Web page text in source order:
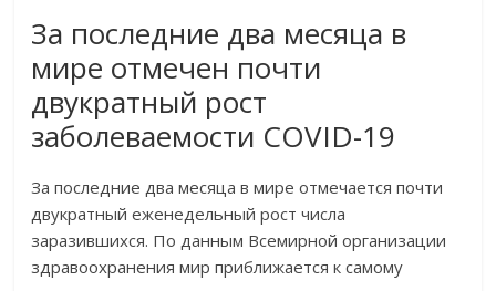
За последние два месяца в
мире отмечен почти
двукратный рост
заболеваемости COVID-19
За последние два месяца в мире отмечается почти
двукратный еженедельный рост числа
заразившихся. По данным Всемирной организации
здравоохранения мир приближается к самому